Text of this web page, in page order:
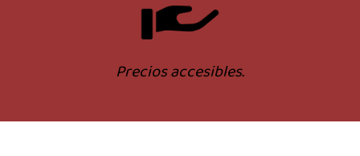
Precios accesibles.